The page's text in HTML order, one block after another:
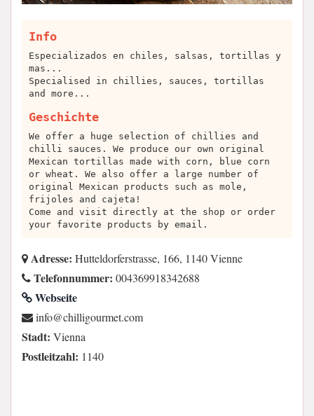
Info
Especializados en chiles, salsas, tortillas y
mas...
Specialised in chillies, sauces, tortillas
and more...
Geschichte
We offer a huge selection of chillies and
chilli sauces. We produce our own original
Mexican tortillas made with corn, blue corn
or wheat. We also offer a large number of
original Mexican products such as mole,
frijoles and cajeta!
Come and visit directly at the shop or order
your favorite products by email.
Adresse: Hutteldorferstrasse, 166, 1140 Vienne
Telefonnummer: 004369918342688
Webseite
moc.temruogillihc@ofni
Stadt: Vienna
Postleitzahl: 1140